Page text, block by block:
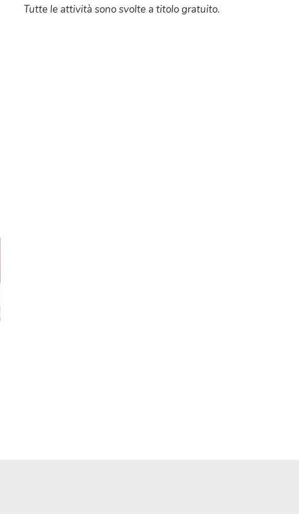
Tutte le attività sono svolte a titolo gratuito.